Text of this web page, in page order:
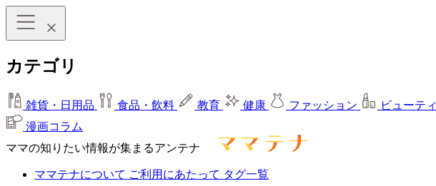
カテゴリ
雑貨・日用品 食品・飲料 教育 健康 ファッション ビューティ
漫画コラム
ママの知りたい情報が集まるアンテナ
ママテナについて ご利用にあたって タグ一覧